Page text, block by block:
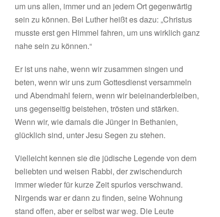
um uns allen, immer und an jedem Ort gegenwärtig
sein zu können. Bei Luther heißt es dazu: „Christus
musste erst gen Himmel fahren, um uns wirklich ganz
nahe sein zu können.“
Er ist uns nahe, wenn wir zusammen singen und
beten, wenn wir uns zum Gottesdienst versammeln
und Abendmahl feiern, wenn wir beieinanderbleiben,
uns gegenseitig beistehen, trösten und stärken.
Wenn wir, wie damals die Jünger in Bethanien,
glücklich sind, unter Jesu Segen zu stehen.
Vielleicht kennen sie die jüdische Legende von dem
beliebten und weisen Rabbi, der zwischendurch
immer wieder für kurze Zeit spurlos verschwand.
Nirgends war er dann zu finden, seine Wohnung
stand offen, aber er selbst war weg. Die Leute